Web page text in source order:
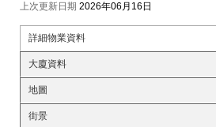
上次更新日期 2026年06月16日
詳細物業資料
大廈資料
地圖
街景